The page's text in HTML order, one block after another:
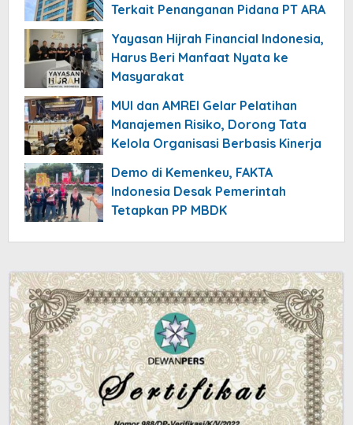
Terkait Penanganan Pidana PT ARA
Yayasan Hijrah Financial Indonesia,
Harus Beri Manfaat Nyata ke
Masyarakat
MUI dan AMREI Gelar Pelatihan
Manajemen Risiko, Dorong Tata
Kelola Organisasi Berbasis Kinerja
Demo di Kemenkeu, FAKTA
Indonesia Desak Pemerintah
Tetapkan PP MBDK